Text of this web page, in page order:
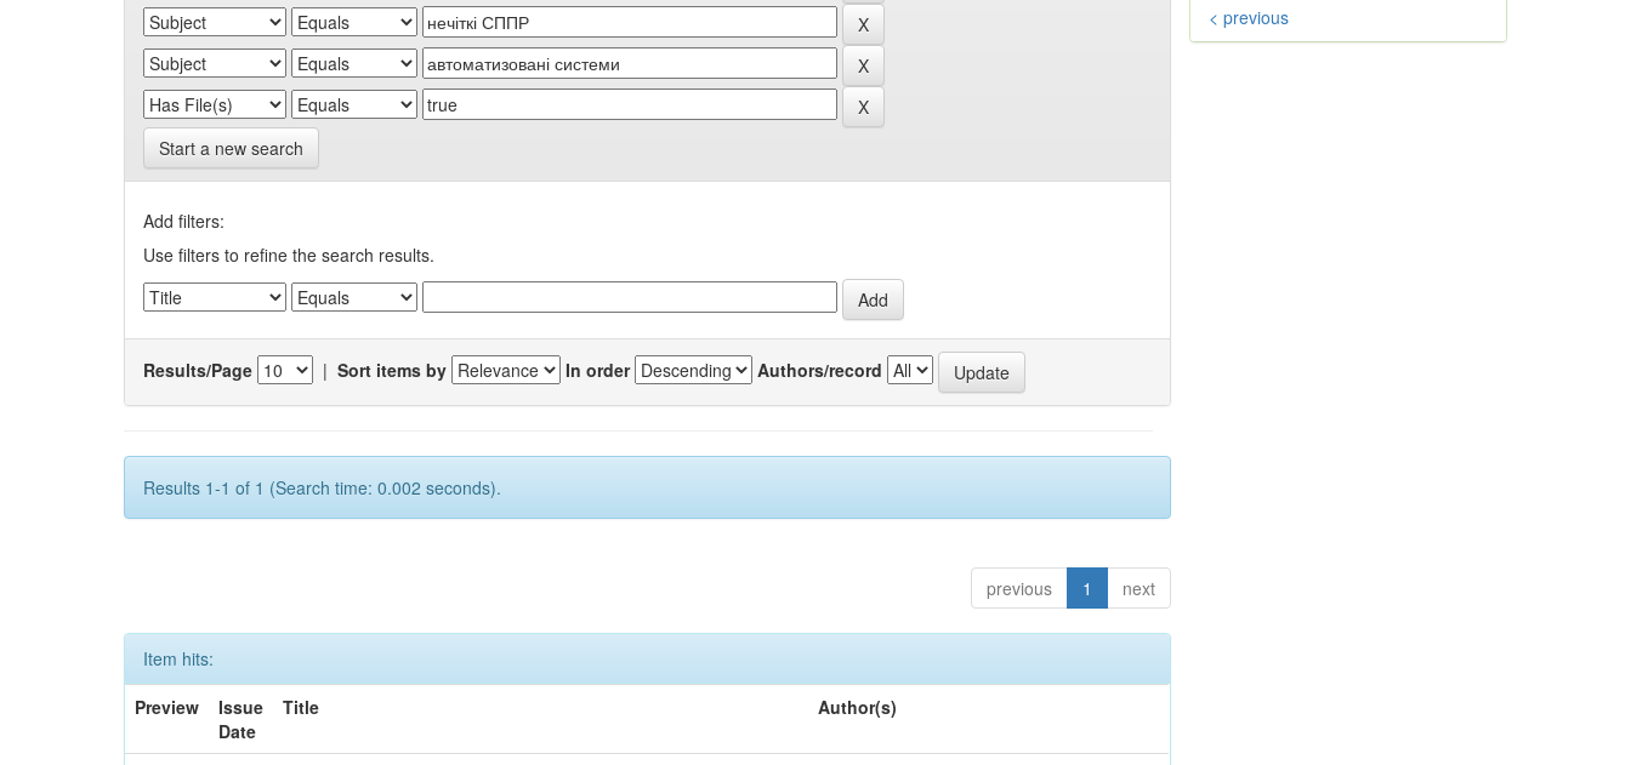
Start a new search
Add filters:
Use filters to refine the search results.
Results/Page | Sort items by In order Authors/record
Results 1-1 of 1 (Search time: 0.002 seconds).
previous 1 next
Item hits:
Preview
Issue
Date
Title Author(s)
< previous